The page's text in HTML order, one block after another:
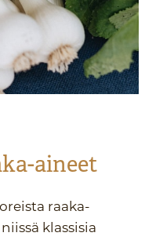
aineet
raaka-
klassisia